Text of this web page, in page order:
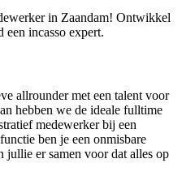
in Zaandam! Ontwikkel
incasso expert.
allrounder met een talent voor
hebben we de ideale fulltime
medewerker bij een
ben je een onmisbare
jullie er samen voor dat alles op